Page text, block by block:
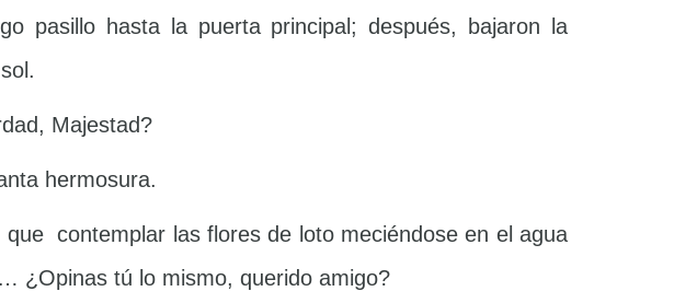
pasillo hasta la puerta principal; después, bajaron la
Majestad?
hermosura.
contemplar las flores de loto meciéndose en el agua
¿Opinas tú lo mismo, querido amigo?